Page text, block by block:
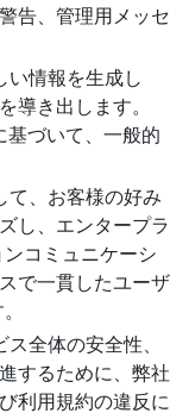
告、管理用メッセ
い情報を生成し
導き出します。
基づいて、一般的
て、お客様の好み
し、エンタープラ
コミュニケーシ
で一貫したユーザ
全体の安全性、
するために、弊社
利用規約の違反に